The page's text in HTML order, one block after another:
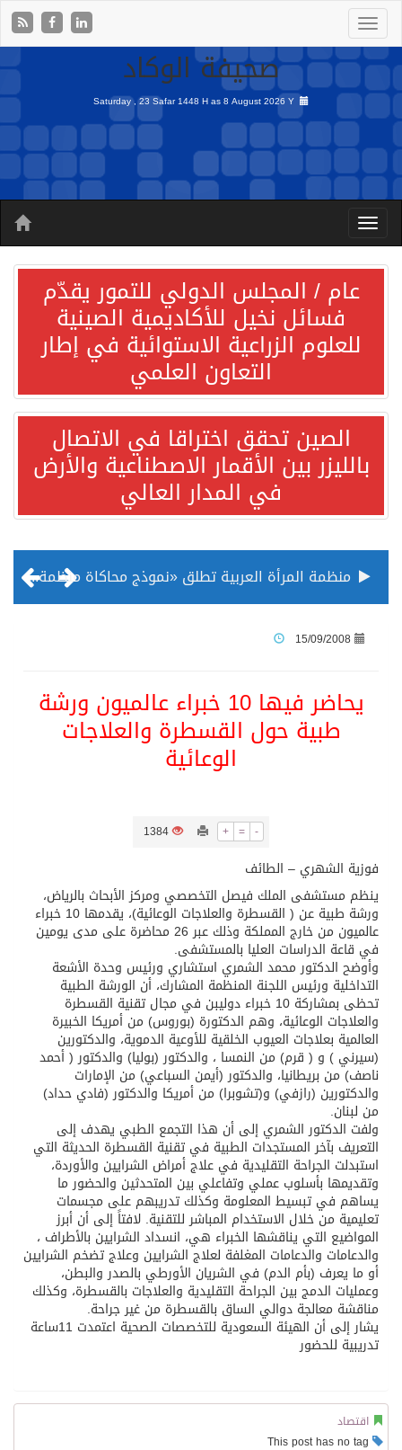
صحيفة الوكاد
Saturday , 23 Safar 1448 H as8 August 2026 Y
عام / المجلس الدولي للتمور يقدّم
فسائل نخيل للأكاديمية الصينية
للعلوم الزراعية الاستوائية في إطار
التعاون العلمي
الصين تحقق اختراقا في الاتصال
بالليزر بين الأقمار الاصطناعية والأرض
في المدار العالي
منظمة المرأة العربية تطلق «نموذج محاكاة منظمة المرأة العربية للشباب» بمشاركة 10 دول عربية..غدًا
ثلة من الضابطات في الجييش الكويتي
كسوة الكعبة تعتلي البيت العتيق
15/09/2008
يحاضر فيها 10 خبراء عالميون ورشة
طبية حول القسطرة والعلاجات
الوعائية
+ = -
1384
فوزية الشهري – الطائف
ينظم مستشفى الملك فيصل التخصصي ومركز الأبحاث بالرياض،
ورشة طبية عن ( القسطرة والعلاجات الوعائية)، يقدمها 10 خبراء
عالميون من خارج المملكة وذلك عبر 26 محاضرة على مدى يومين
في قاعة الدراسات العليا بالمستشفى.
وأوضح الدكتور محمد الشمري استشاري ورئيس وحدة الأشعة
التداخلية ورئيس اللجنة المنظمة المشارك، أن الورشة الطبية
تحظى بمشاركة 10 خبراء دوليبن في مجال تقنية القسطرة
والعلاجات الوعائية، وهم الدكتورة (بوروس) من أمريكا الخبيرة
العالمية بعلاجات العيوب الخلقية للأوعية الدموية، والدكتورين
(سيرني ) و ( قرم) من النمسا ، والدكتور (بوليا) والدكتور ( أحمد
ناصف) من بريطانيا، والدكتور (أيمن السباعي) من الإمارات
والدكتورين (رازفي) و(تشوبرا) من أمريكا والدكتور (فادي حداد)
من لبنان.
ولفت الدكتور الشمري إلى أن هذا التجمع الطبي يهدف إلى
التعريف بآخر المستجدات الطبية في تقنية القسطرة الحديثة التي
استبدلت الجراحة التقليدية في علاج أمراض الشرايين والأوردة،
وتقديمها بأسلوب عملي وتفاعلي بين المتحدثين والحضور ما
يساهم في تبسيط المعلومة وكذلك تدريبهم على مجسمات
تعليمية من خلال الاستخدام المباشر للتقنية. لافتاً إلى أن أبرز
المواضيع التي يناقشها الخبراء هي، انسداد الشرايين بالأطراف ،
والدعامات والدعامات المغلفة لعلاج الشرايين وعلاج تضخم الشرايين
أو ما يعرف (بأم الدم) في الشريان الأورطي بالصدر والبطن،
وعمليات الدمج بين الجراحة التقليدية والعلاجات بالقسطرة، وكذلك
مناقشة معالجة دوالي الساق بالقسطرة من غير جراحة.
يشار إلى أن الهيئة السعودية للتخصصات الصحية اعتمدت 11ساعة
تدريبية للحضور
اقتصاد